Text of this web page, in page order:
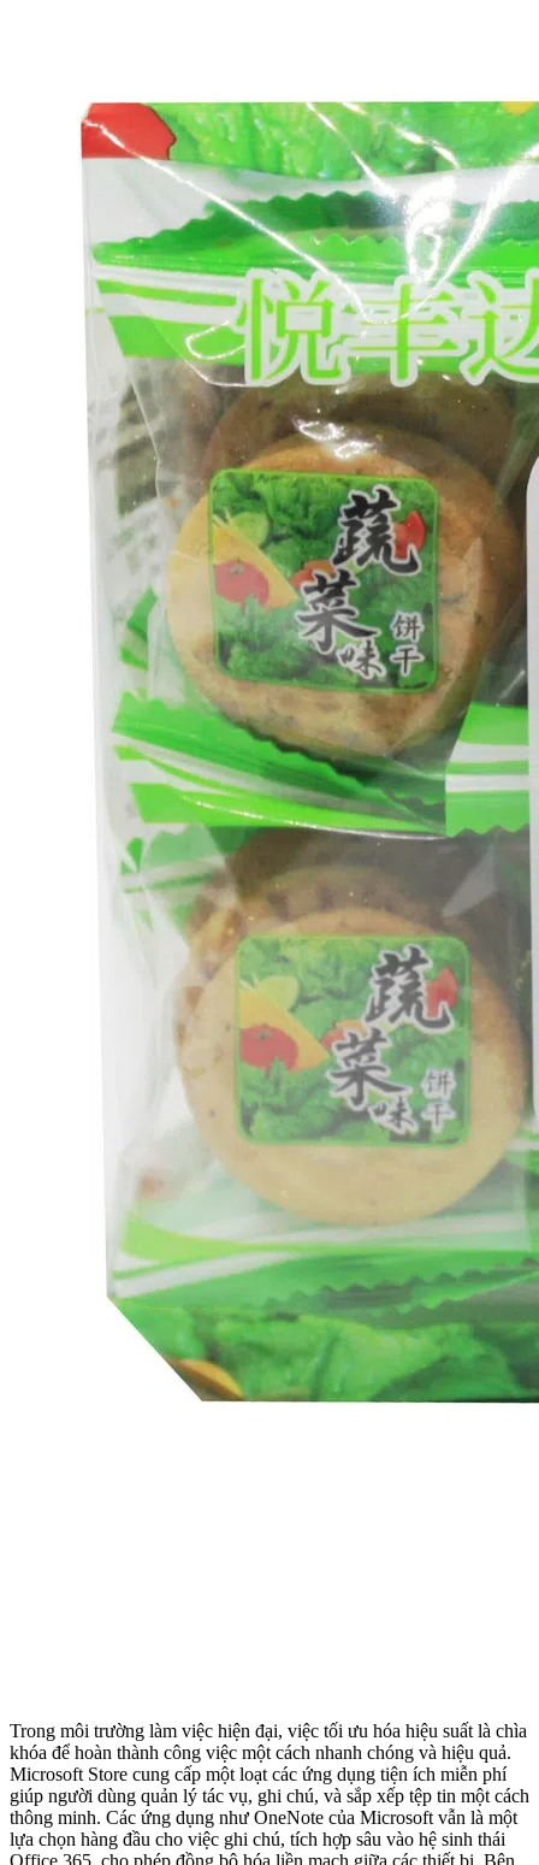
Trong môi trường làm việc hiện đại, việc tối ưu hóa hiệu suất là chìa
khóa để hoàn thành công việc một cách nhanh chóng và hiệu quả.
Microsoft Store cung cấp một loạt các ứng dụng tiện ích miễn phí
giúp người dùng quản lý tác vụ, ghi chú, và sắp xếp tệp tin một cách
thông minh. Các ứng dụng như OneNote của Microsoft vẫn là một
lựa chọn hàng đầu cho việc ghi chú, tích hợp sâu vào hệ sinh thái